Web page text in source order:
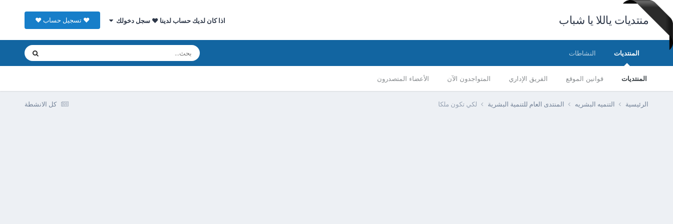
منتديات ياللا يا شباب اذا كان لديك حساب لدينا ♥ سجل دخولك ♥ تسجيل حساب ♥
المنتديات
المنتديات قوانين الموقع الفريق الإداري المتواجدون الآن الأعضاء المتصدرون
النشاطات
كل الانشطة الرئيسية التنميه البشريه المنتدى العام للتنمية البشرية لكي تكون ملكا